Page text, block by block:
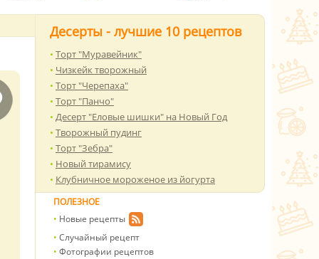
Десерты - лучшие 10 рецептов
Торт "Муравейник"
Чизкейк творожный
Торт "Черепаха"
Торт "Панчо"
Десерт "Еловые шишки" на Новый Год
Творожный пудинг
Торт "Зебра"
Новый тирамису
Клубничное мороженое из йогурта
ПОЛЕЗНОЕ
Новые рецепты
Случайный рецепт
Фотографии рецептов